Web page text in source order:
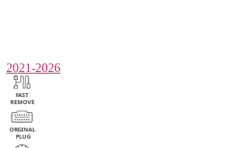
2021-2026